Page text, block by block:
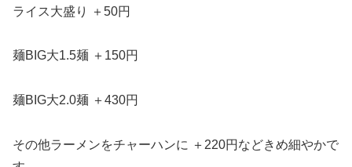
ライス大盛り ＋50円
麺BIG大1.5麺 ＋150円
麺BIG大2.0麺 ＋430円
その他ラーメンをチャーハンに ＋220円などきめ細やかで